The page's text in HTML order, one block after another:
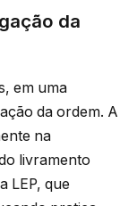
da
em uma
da ordem. A
na
livramento
LEP, que